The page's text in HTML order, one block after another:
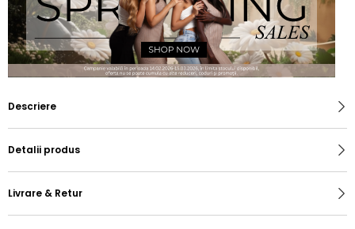
Descriere
Detalii produs
Livrare & Retur